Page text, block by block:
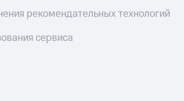
рекомендательных технологий
сервиса